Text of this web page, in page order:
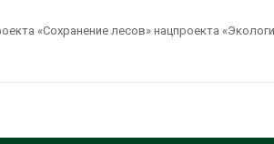
«Сохранение лесов» нацпроекта